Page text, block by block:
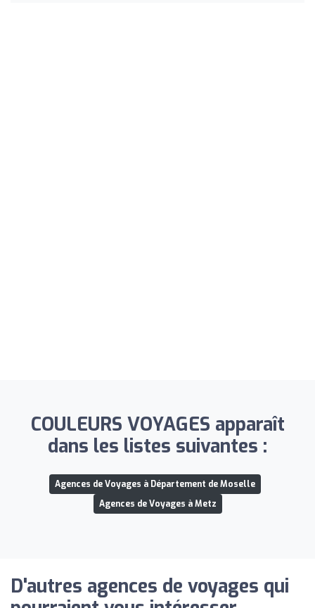
COULEURS VOYAGES apparaît
dans les listes suivantes :
Agences de Voyages à Département de Moselle
Agences de Voyages à Metz
D'autres agences de voyages qui